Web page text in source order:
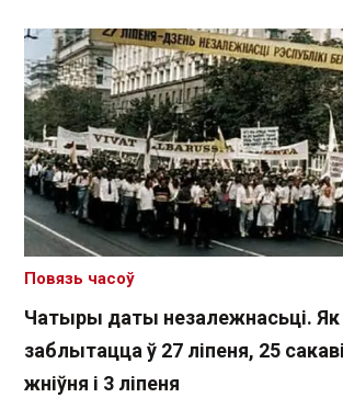
Чатыры даты незалежнасьці. Як
заблытацца ў 27 ліпеня, 25
жніўня і 3 ліпеня
Повязь часоў